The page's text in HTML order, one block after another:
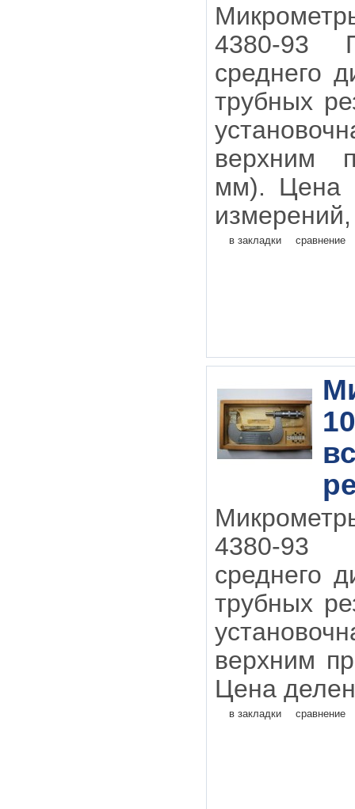
4380-93
среднего
трубных
верхним
мм). Цена
в закладки сравнение
4380-93
среднего
трубных
верхним
Цена
в закладки сравнение